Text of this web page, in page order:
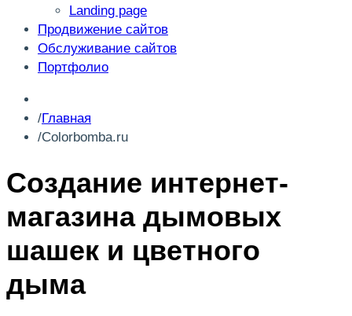
Landing page
Продвижение сайтов
Обслуживание сайтов
Портфолио
Главная
Colorbomba.ru
Создание интернет-
магазина дымовых
шашек и цветного
дыма